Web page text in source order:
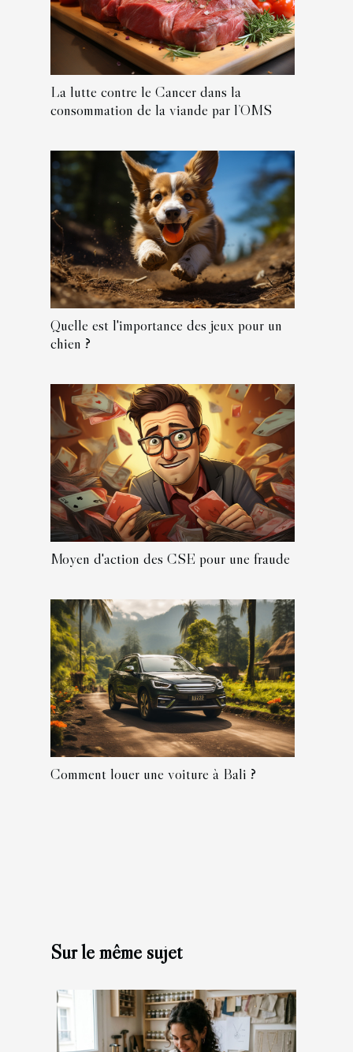
La lutte contre le Cancer dans la
consommation de la viande par l’OMS
Quelle est l'importance des jeux pour un
chien ?
Moyen d'action des CSE pour une fraude
Comment louer une voiture à Bali ?
Sur le même sujet